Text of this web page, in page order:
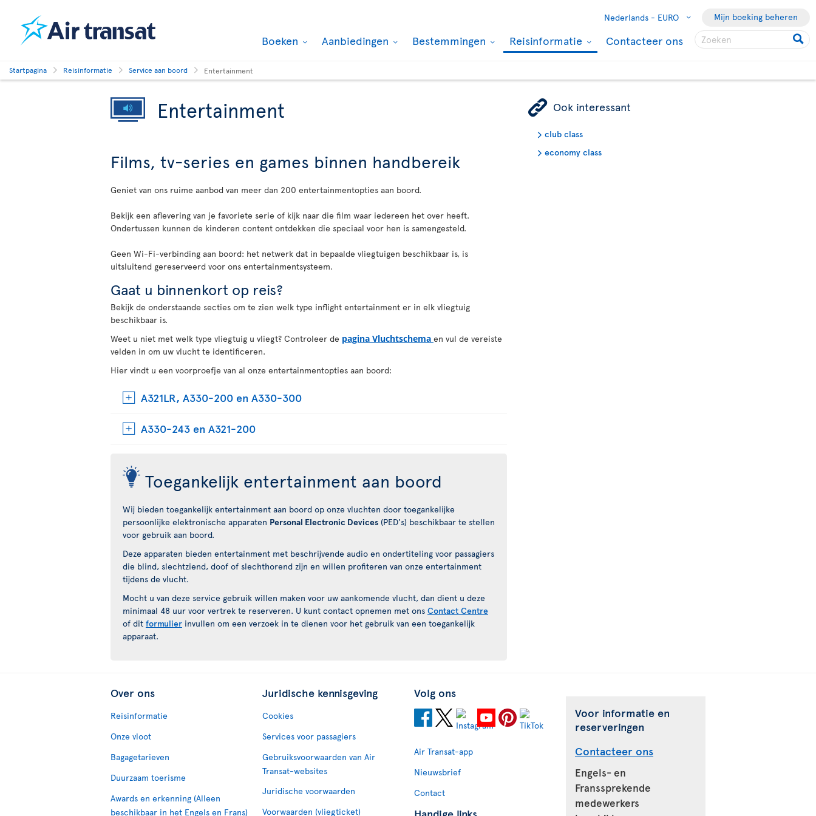
Nederlands - EURO Mijn boeking beheren
Boeken Aanbiedingen Bestemmingen Reisinformatie Contacteer ons
Startpagina Reisinformatie Service aan boord Entertainment
Entertainment
Films, tv-series en games binnen handbereik
Geniet van ons ruime aanbod van meer dan 200 entertainmentopties aan boord.
Bekijk een aflevering van je favoriete serie of kijk naar die film waar iedereen het over heeft.
Ondertussen kunnen de kinderen content ontdekken die speciaal voor hen is samengesteld.
Geen Wi-Fi-verbinding aan boord: het netwerk dat in bepaalde vliegtuigen beschikbaar is, is
uitsluitend gereserveerd voor ons entertainmentsysteem.
Gaat u binnenkort op reis?
Bekijk de onderstaande secties om te zien welk type inflight entertainment er in elk vliegtuig
beschikbaar is.
Weet u niet met welk type vliegtuig u vliegt? Controleer de pagina Vluchtschema en vul de vereiste
velden in om uw vlucht te identificeren.
Hier vindt u een voorproefje van al onze entertainmentopties aan boord:
A321LR, A330-200 en A330-300
A330-243 en A321-200
Toegankelijk entertainment aan boord
Wij bieden toegankelijk entertainment aan boord op onze vluchten door toegankelijke
persoonlijke elektronische apparaten Personal Electronic Devices (PED's) beschikbaar te stellen
voor gebruik aan boord.
Deze apparaten bieden entertainment met beschrijvende audio en ondertiteling voor passagiers
die blind, slechtziend, doof of slechthorend zijn en willen profiteren van onze entertainment
tijdens de vlucht.
Mocht u van deze service gebruik willen maken voor uw aankomende vlucht, dan dient u deze
minimaal 48 uur voor vertrek te reserveren. U kunt contact opnemen met ons Contact Centre
of dit formulier invullen om een verzoek in te dienen voor het gebruik van een toegankelijk
apparaat.
ÿ Ook interessant
club class
economy class
Over ons
Reisinformatie
Onze vloot
Bagagetarieven
Duurzaam toerisme
Awards en erkenning (Alleen
beschikbaar in het Engels en Frans)
Juridische kennisgeving
Cookies
Services voor passagiers
Gebruiksvoorwaarden van Air
Transat-websites
Juridische voorwaarden
Voorwaarden (vliegticket)
Volg ons
Air Transat-app
Nieuwsbrief
Contact
Voor informatie en
reserveringen
Contacteer ons
Engels- en
Franssprekende
medewerkers